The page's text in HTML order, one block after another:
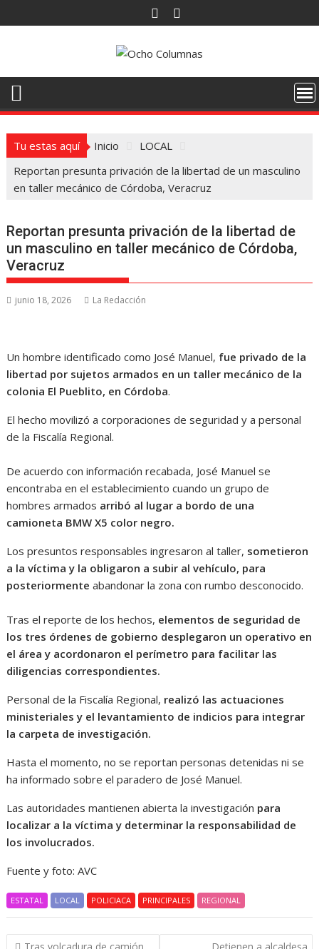
al
Tu estas aquí Inicio
LOCAL
Reportan presunta privación de la libertad de un masculino
en taller mecánico de Córdoba, Veracruz
Reportan presunta privación de la libertad de
un masculino en taller mecánico de Córdoba,
Veracruz
junio 18, 2026 La Redacción
Un hombre identificado como José Manuel, fue privado de la
libertad por sujetos armados en un taller mecánico de la
colonia El Pueblito, en Córdoba.
El hecho movilizó a corporaciones de seguridad y a personal
de la Fiscalía Regional.
De acuerdo con información recabada, José Manuel se
encontraba en el establecimiento cuando un grupo de
hombres armados arribó al lugar a bordo de una
camioneta BMW X5 color negro.
Los presuntos responsables ingresaron al taller, sometieron
a la víctima y la obligaron a subir al vehículo, para
posteriormenteabandonar la zona con rumbo desconocido.
Tras el reporte de los hechos, elementos de seguridad de
los tres órdenes de gobierno desplegaron un operativo en
el área y acordonaron el perímetro para facilitar las
diligencias correspondientes.
Personal de la Fiscalía Regional, realizó las actuaciones
ministeriales y el levantamiento de indicios para integrar
la carpeta de investigación.
Hasta el momento, no se reportan personas detenidas ni se
ha informado sobre el paradero de José Manuel.
Las autoridades mantienen abierta la investigación para
localizar a la víctima y determinar la responsabilidad de
los involucrados.
Fuente y foto: AVC
ESTATAL LOCAL POLICIACA PRINCIPALES REGIONAL
Navegación
Tras volcadura de camión
Detienen a alcaldesa